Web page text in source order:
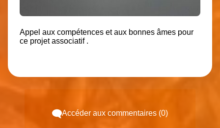
Appel aux compétences et aux bonnes âmes pour
ce projet associatif .
Accéder aux commentaires (0)